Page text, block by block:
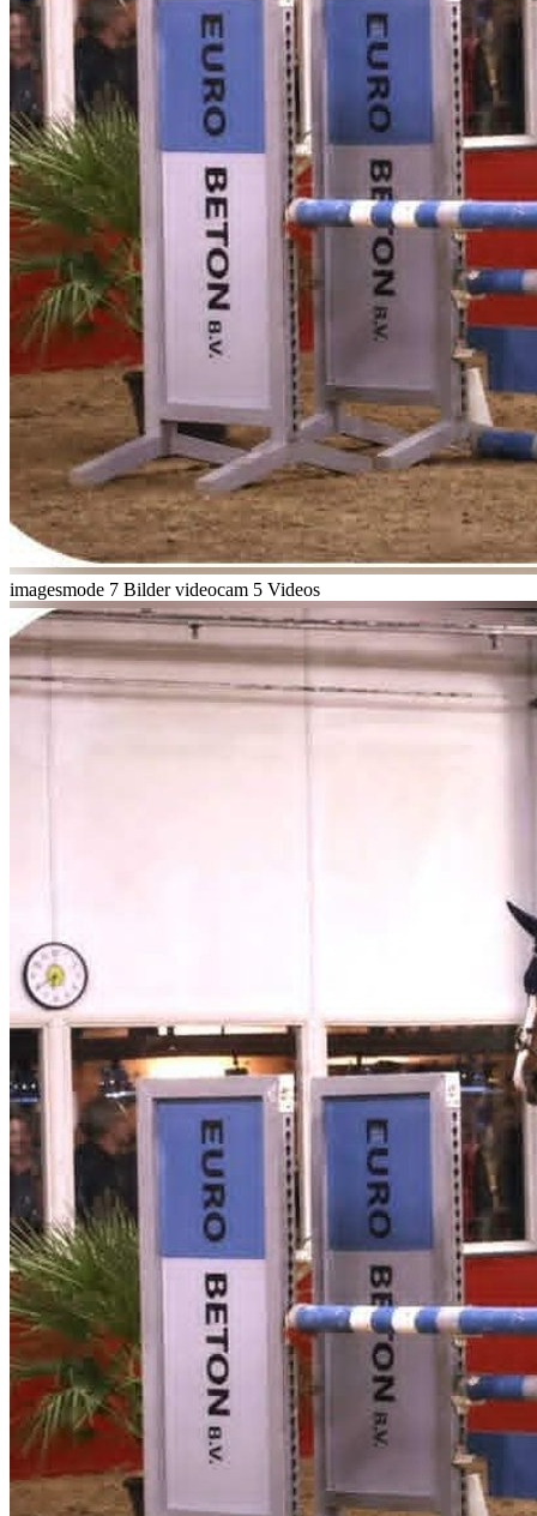
imagesmode 7 Bilder videocam 5 Videos